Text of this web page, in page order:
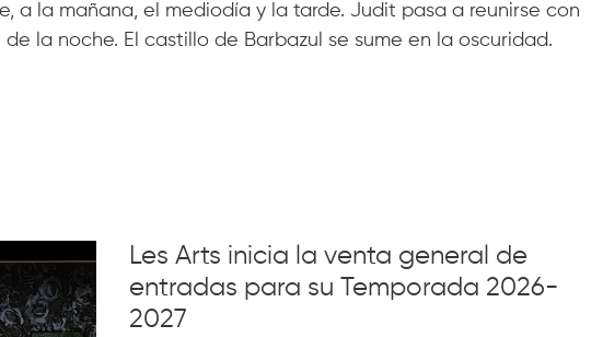
a la mañana, el mediodía y la tarde. Judit pasa a reunirse con
la noche. El castillo de Barbazul se sume en la oscuridad.
Les Arts inicia la venta general de
entradas para su Temporada 2026-
2027